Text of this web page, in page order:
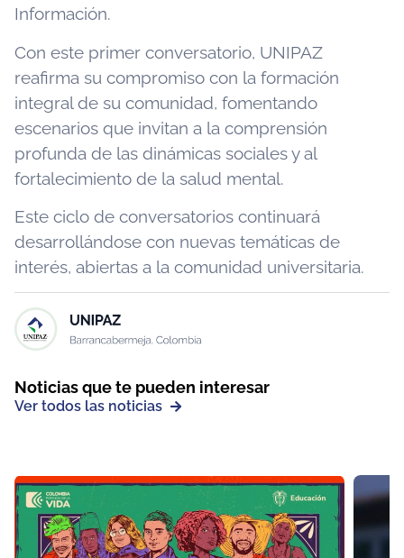
Información.
Con este primer conversatorio, UNIPAZ
reafirma su compromiso con la formación
integral de su comunidad, fomentando
escenarios que invitan a la comprensión
profunda de las dinámicas sociales y al
fortalecimiento de la salud mental.
Este ciclo de conversatorios continuará
desarrollándose con nuevas temáticas de
interés, abiertas a la comunidad universitaria.
Noticias que te pueden interesar
Ver todos las noticias